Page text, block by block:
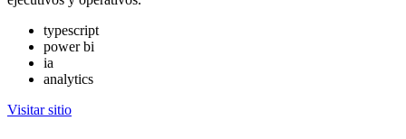
typescript
power bi
ia
analytics
Visitar sitio